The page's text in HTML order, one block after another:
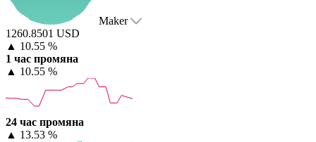
Maker
1260.8501 USD
▲ 10.55 %
1 час промяна
▲ 10.55 %
24 час промяна
▲ 13.53 %